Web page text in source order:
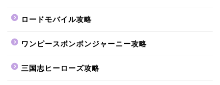
ロードモバイル攻略
ワンピースボンボンジャーニー攻略
三国志ヒーローズ攻略